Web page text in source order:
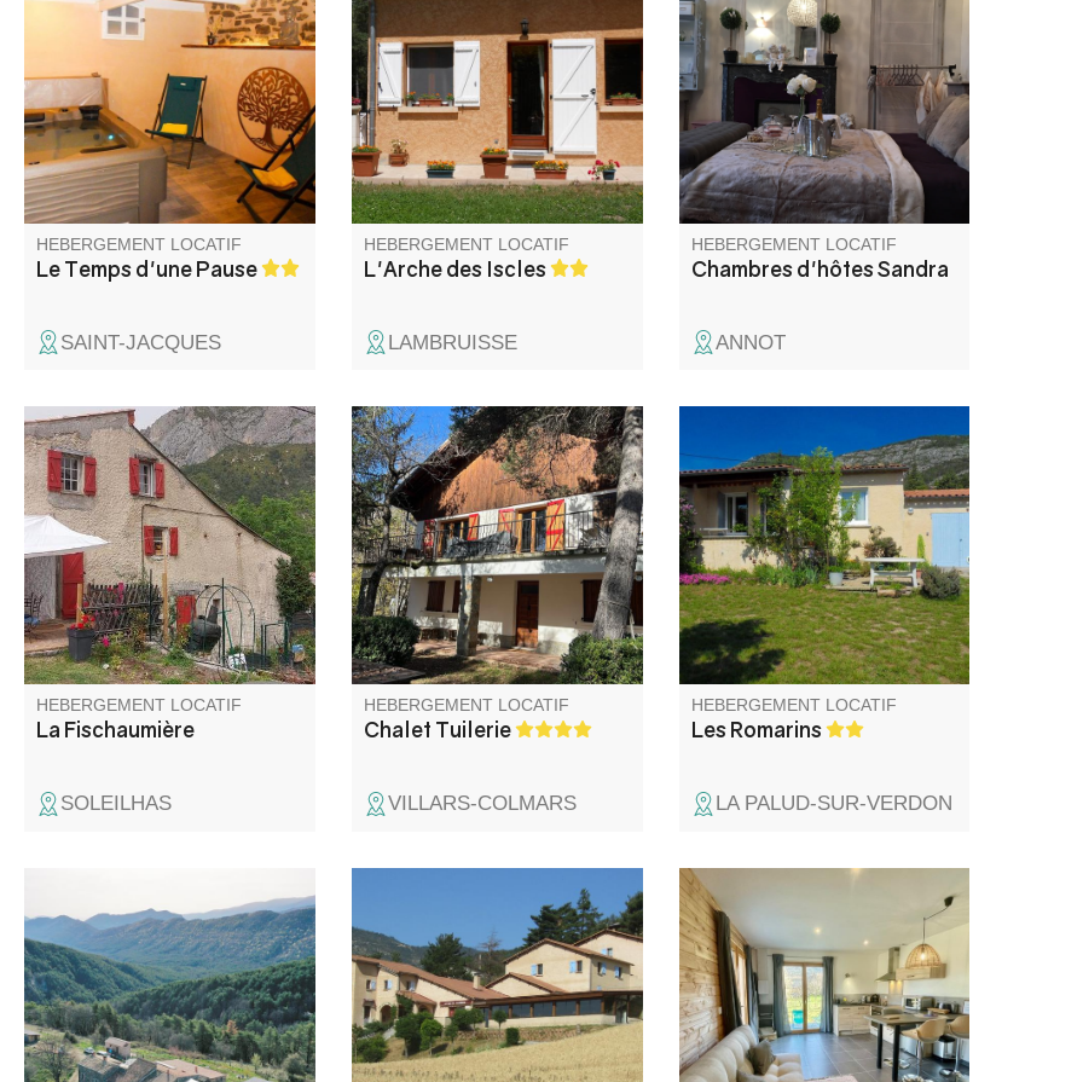
piétonne, maison de village
mitoyenne entièrement
rénovée avec goût ou une
magnifique pièce aux pierres
apparentes vous attendra avec
son spa entièrement privatif.
HEBERGEMENT LOCATIF
Le Temps d'une Pause
SAINT-JACQUES
Verdon. Entre mer et neige,
détente et loisirs, découverte et
activités : Randonnées,
parapente, VTT, canoë Ski…
Idéal pour les amateurs de
calme et de nature.
HEBERGEMENT LOCATIF
L'Arche des Iscles
LAMBRUISSE
maison de maître, le charme
d'antan avec le confort
d'aujourd'hui. Au calme, avec
vue sur les grès d'Annot, vous
profiterez du jardin, de la
cuisine d'été, de la terrasse
couverte. On vous attend.
HEBERGEMENT LOCATIF
Chambres d'hôtes Sandra
ANNOT
Dans un environnement
reposant, au cœur d'un village
provençal typique, la
Fishchaumière est située au
départ de nombreuses
randonnées pédestres ou vélo,
proche des lacs de Castellane,
du Golf de Taulane et des
nombreuses activités
aquatiques du Verdon.
HEBERGEMENT LOCATIF
La Fischaumière
SOLEILHAS
Proche de la rivière Verdon et
des villages du Haut Verdon, ce
grand chalet est parfaitement
placé pour offrir aux vacanciers
un large éventail d’activités
pendant leur séjour. Idéal pour
des regroupements familiaux
ou des vacances entre amis.
HEBERGEMENT LOCATIF
Chalet Tuilerie
VILLARS-COLMARS
Au cœur des Gorges du
Verdon, maison indépendante
dans un quartier calme aux
abords du village sur un jardin
privatif en partie clos.
HEBERGEMENT LOCATIF
Les Romarins
LA PALUD-SUR-VERDON
Le gîte est calme, en pleine
nature, vue 360°. Idéal pour
repos, randonnée, canyoning,
vélo.
Bed & Breakfast pour profiter
du calme dans un cadre
idyllique face au Verdon.
Découvrez notre charmant
studio, un véritable havre de
paix au cœur de la nature.
Vous serez séduit par la
décoration soignée et moderne
et la vue imprenable qu'il offre
sur le Mourre du Chanier,